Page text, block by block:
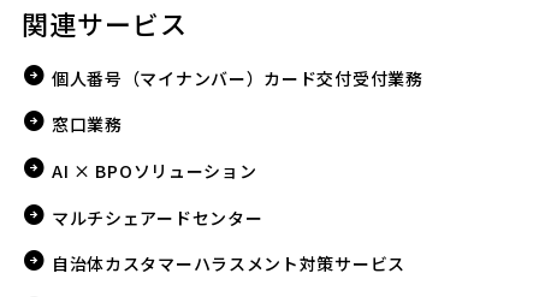
関連サービス
個人番号（マイナンバー）カード交付受付業務
窓口業務
AI × BPOソリューション
マルチシェアードセンター
自治体カスタマーハラスメント対策サービス